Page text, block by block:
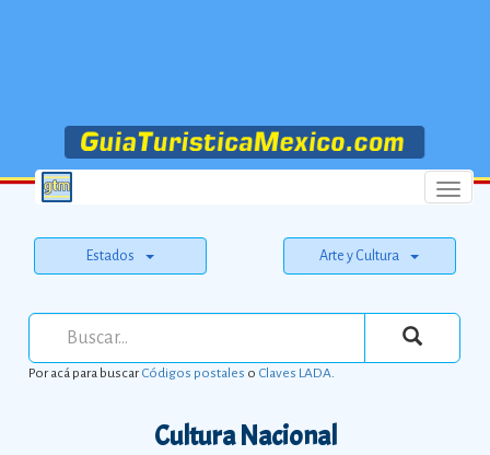
Menu
Estados Arte y Cultura
Por acá para buscarCódigos postales o Claves LADA.
Cultura Nacional